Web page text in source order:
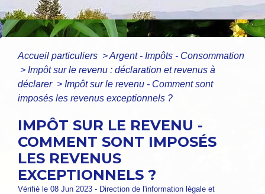
Accueil particuliers >Argent - Impôts - Consommation
> Impôt sur le revenu : déclaration et revenus à
déclarer > Impôt sur le revenu - Comment sont
imposés les revenus exceptionnels ?
IMPÔT SUR LE REVENU -
COMMENT SONT IMPOSÉS
LES REVENUS
EXCEPTIONNELS ?
Vérifié le 08 Jun 2023 - Direction de l'information légale et